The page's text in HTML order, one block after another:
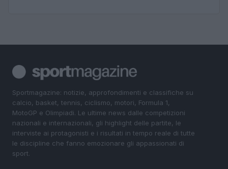
Sportmagazine: notizie, approfondimenti e classifiche su
calcio, basket, tennis, ciclismo, motori, Formula 1,
MotoGP e Olimpiadi. Le ultime news dalle competizioni
nazionali e internazionali, gli highlight delle partite, le
interviste ai protagonisti e i risultati in tempo reale di tutte
le discipline che fanno emozionare gli appassionati di
sport.